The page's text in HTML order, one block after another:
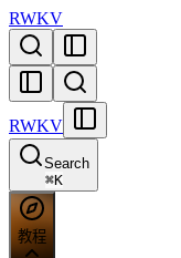
RWKV
RWKV
Search
⌘K
教程